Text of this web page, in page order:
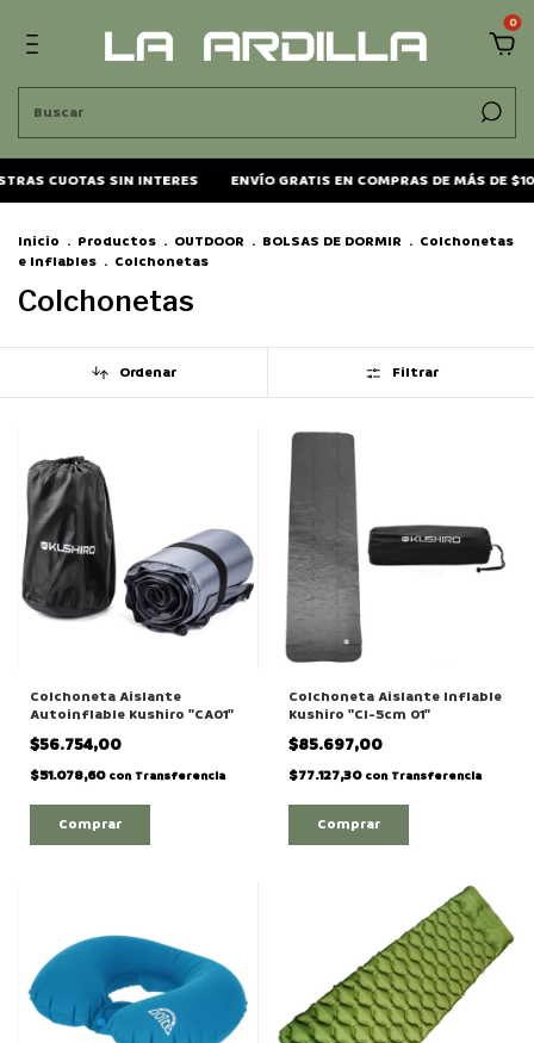
0
CUOTAS SIN INTERES ENVÍO GRATIS EN COMPRAS DE MÁS DE
Inicio . Productos . OUTDOOR . BOLSAS DE DORMIR . Colchonetas
e Inflables . Colchonetas
Colchonetas
Ordenar Filtrar
Colchoneta Aislante
Autoinflable Kushiro "CA01"
$56.754,00
$51.078,60 con Transferencia
Colchoneta Aislante Inflable
Kushiro "CI-5cm 01"
$85.697,00
$77.127,30 con Transferencia